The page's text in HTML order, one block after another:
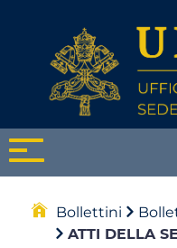
Bollettini
ATTI DELLA